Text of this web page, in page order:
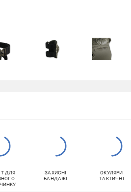
ДЛЯ
ЗАХИСНІ
БАНДАЖІ
ОКУЛЯРИ
ТАКТИЧНІ